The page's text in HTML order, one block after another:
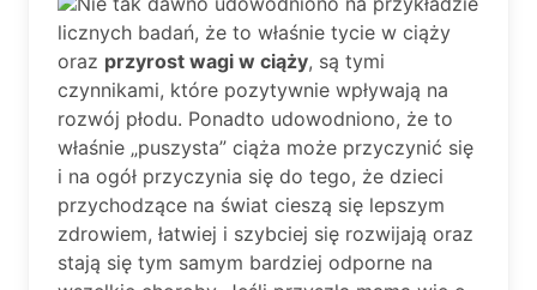
licznych badań, że to właśnie tycie w ciąży
oraz przyrost wagi w ciąży, są tymi
czynnikami, które pozytywnie wpływają na
rozwój płodu. Ponadto udowodniono, że to
właśnie „puszysta” ciąża może przyczynić się
i na ogół przyczynia się do tego, że dzieci
przychodzące na świat cieszą się lepszym
zdrowiem, łatwiej i szybciej się rozwijają oraz
stają się tym samym bardziej odporne na